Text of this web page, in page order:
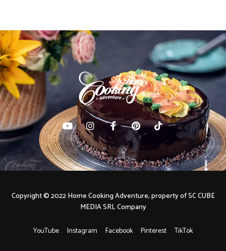
YouTube Instagram Facebook Pinterest TikTok
Copyright © 2022 Home Cooking Adventure, property of SC CUBE
MEDIA SRL Company